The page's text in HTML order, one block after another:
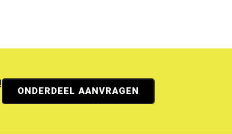
ONDERDEEL AANVRAGEN